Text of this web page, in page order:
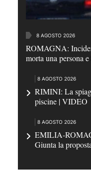
8 AGOSTO 2026
ROMAGNA:
morta una persona
8 AGOSTO 2026
RIMINI: La
piscine | VIDEO
8 AGOSTO 2026
EMILIA-
Giunta la